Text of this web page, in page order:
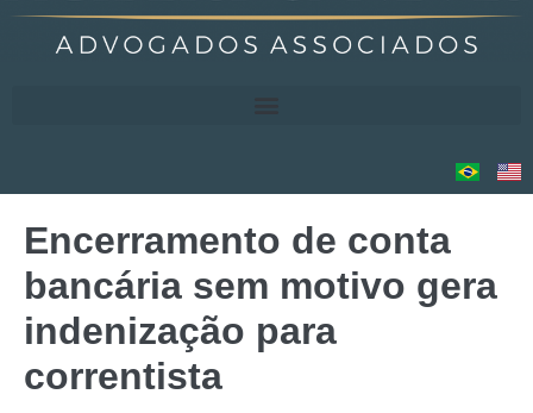
Encerramento de conta
bancária sem motivo gera
indenização para
correntista